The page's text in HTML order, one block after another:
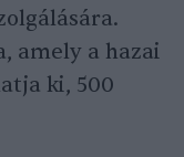
amely a hazai
ki, 500